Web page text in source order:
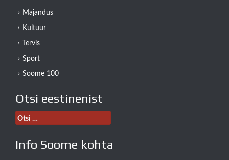
Majandus
Kultuur
Tervis
Sport
Soome 100
Otsi eestinenist
Otsi:
Info Soome kohta